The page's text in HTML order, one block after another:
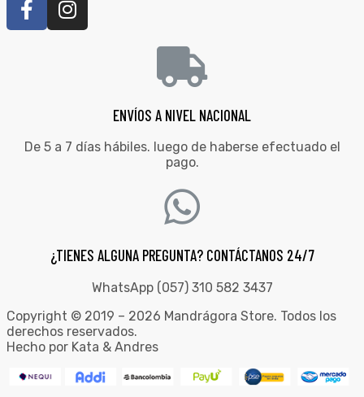
ENVÍOS A NIVEL NACIONAL
De 5 a 7 días hábiles. luego de haberse efectuado el
pago.
¿TIENES ALGUNA PREGUNTA? CONTÁCTANOS 24/7
WhatsApp (057) 310 582 3437
Copyright © 2019 – 2026 Mandrágora Store. Todos los
derechos reservados.
Hecho por Kata & Andres